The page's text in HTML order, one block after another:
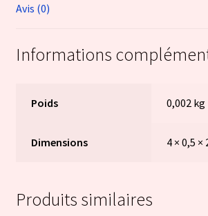
Avis (0)
Informations
Poids 0,002 kg
Dimensions 4 × 0,5 ×
Produits similaires